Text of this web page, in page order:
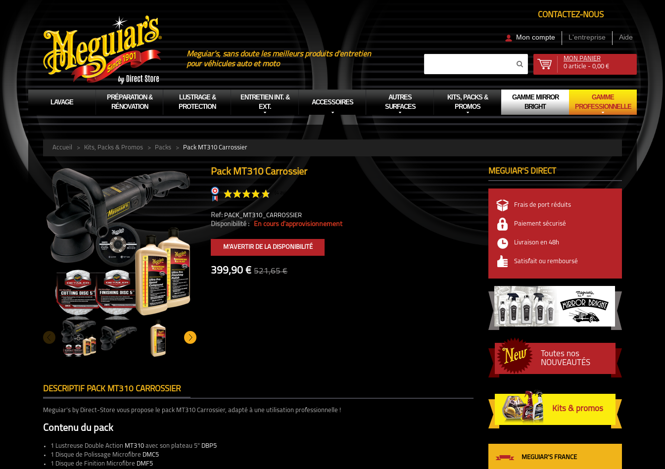
Meguiar's, sans doute les meilleurs produits d'entretien
pour véhicules auto et moto
CONTACTEZ-NOUS
Mon compte L'entreprise Aide
MON PANIER
0 article - 0,00 €
LAVAGE
PRÉPARATION &
RÉNOVATION
LUSTRAGE &
PROTECTION
ENTRETIEN INT. &
EXT.
ACCESSOIRES
AUTRES
SURFACES
KITS, PACKS &
PROMOS
GAMME MIRROR
BRIGHT
GAMME
PROFESSIONNELLE
Accueil > Kits, Packs & Promos > Packs > Pack MT310 Carrossier
Pack MT310 Carrossier
(4 avis)
Ref: PACK_MT310_CARROSSIER
Disponibilité : En cours d'approvisionnement
M'AVERTIR DE LA DISPONIBILITÉ
399,90 €521,65 €
DESCRIPTIF PACK MT310 CARROSSIER
Meguiar’s by Direct-Store vous propose le pack MT310 Carrossier, adapté à une utilisation professionnelle !
Contenu du pack
1 Lustreuse Double Action MT310 avec son plateau 5" DBP5
1 Disque de Polissage Microfibre DMC5
1 Disque de Finition Microfibre DMF5
MEGUIAR'S DIRECT
Frais de port réduits
Paiement sécurisé
Livraison en 48h
Satisfait ou remboursé
Toutes nos
NOUVEAUTÉS
Kits & promos
MEGUIAR'S FRANCE